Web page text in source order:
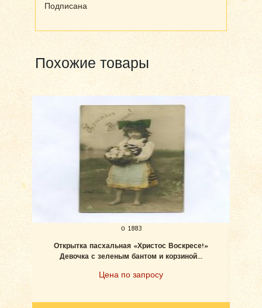
Подписана
Похожие товары
о 1883
Открытка пасхальная «Христос Воскресе!»
Девочка с зеленым бантом и корзиной...
Цена по запросу